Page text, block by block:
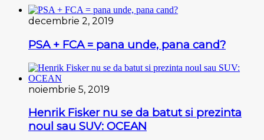
decembrie 2, 2019
PSA + FCA = pana unde, pana cand?
noiembrie 5, 2019
Henrik Fisker nu se da batut si prezinta
noul sau SUV: OCEAN